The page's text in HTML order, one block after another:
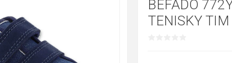
BEFADO
TENISKY TIM